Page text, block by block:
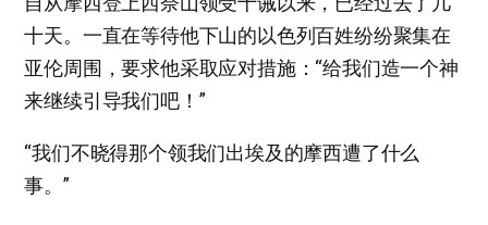
十天。一直在等待他下山的以色列百姓纷纷聚集在
亚伦周围，要求他采取应对措施：“给我们造一个神
来继续引导我们吧！”
“我们不晓得那个领我们出埃及的摩西遭了什么
事。”